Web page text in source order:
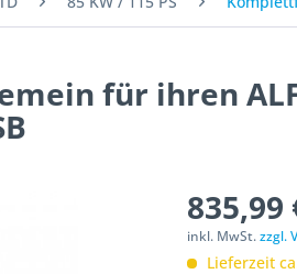
für ihren
835,99
inkl. MwSt.zzgl.
Lieferzeit